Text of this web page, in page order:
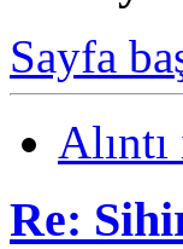
Sayfa
Re: